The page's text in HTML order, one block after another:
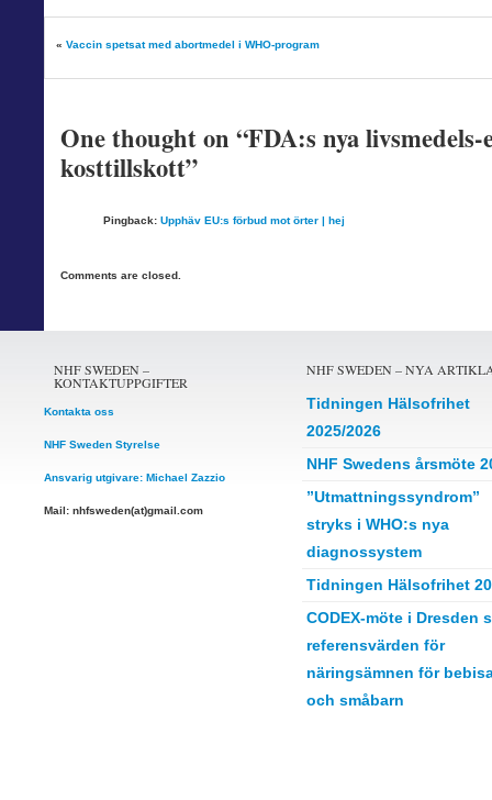
« Vaccin spetsat med abortmedel i WHO-program
One thought on “FDA:s nya
kosttillskott”
Pingback: Upphäv EU:s förbud mot örter | hej
Comments are closed.
NHF SWEDEN –
KONTAKTUPPGIFTER
Kontakta oss
NHF Sweden Styrelse
Ansvarig utgivare: Michael Zazzio
Mail: nhfsweden(at)gmail.com
NHF SWEDEN – NYA
Tidningen Hälsofrihet
2025/2026
NHF Swedens årsmöte
”Utmattningssyndrom”
stryks i WHO:s nya
diagnossystem
Tidningen Hälsofrihet
CODEX-möte i Dresden
referensvärden för
näringsämnen för
och småbarn